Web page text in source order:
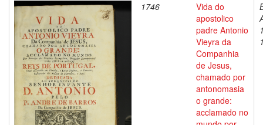
1746
Vida do
apostolico
padre Antonio
Vieyra da
Companhia
de Jesus,
chamado por
antonomasia
o grande:
acclamado no